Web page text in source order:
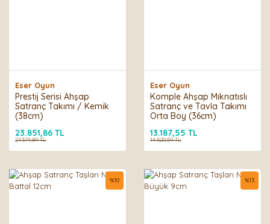
Eser Oyun
Prestij Serisi Ahşap
Satranç Takımı / Kemik
(38cm)
23.851,86 TL
27.374,89 TL
Eser Oyun
Komple Ahşap Mıknatıslı
Satranç ve Tavla Takımı
Orta Boy (36cm)
13.187,55 TL
14.520,59 TL
%10 %13